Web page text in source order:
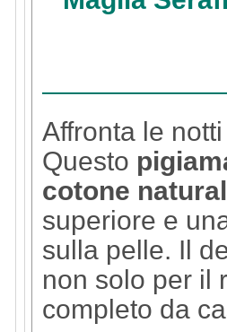
Affronta le
Questo
cotone
superiore e
sulla pelle. Il
non solo per il
completo da